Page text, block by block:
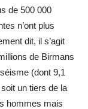
de 500 000
n’ont plus
dit, il s’agit
de Birmans
(dont 9,1
un tiers de la
hommes mais